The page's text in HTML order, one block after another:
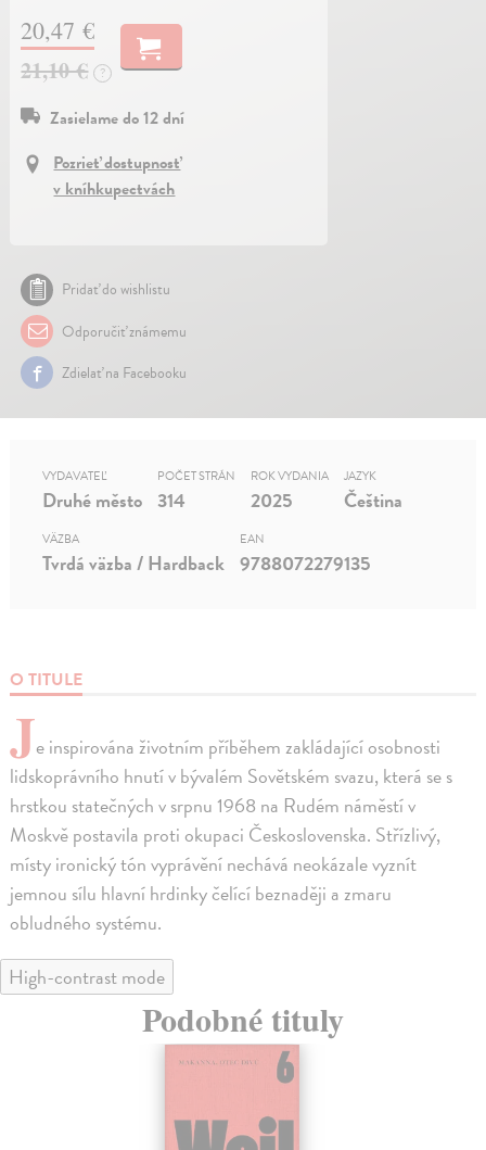
20,47 €
21,10 €
?
Zasielame do 12 dní
Pozrieť dostupnosť
v kníhkupectvách
Pridať do wishlistu
Odporučiť známemu
Zdielať na Facebooku
O TITULE
Je inspirována životním příběhem zakládající osobnosti
lidskoprávního hnutí v bývalém Sovětském svazu, která se s
hrstkou statečných v srpnu 1968 na Rudém náměstí v
Moskvě postavila proti okupaci Československa. Střízlivý,
místy ironický tón vyprávění nechává neokázale vyznít
jemnou sílu hlavní hrdinky čelící beznaději a zmaru
obludného systému.
VYDAVATEĽ
Druhé město
POČET STRÁN
314
ROK VYDANIA
2025
JAZYK
Čeština
VÄZBA
Tvrdá väzba / Hardback
EAN
9788072279135
High-contrast mode
Podobné tituly